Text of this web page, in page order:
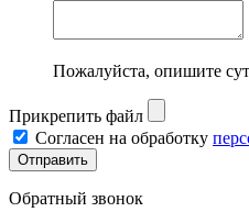
Пожалуйста, опишите
Прикрепить файл
Согласен на обработку
Обратный звонок